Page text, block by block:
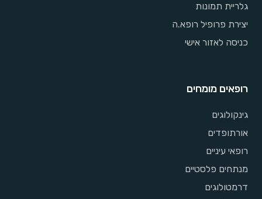
גלריית תמונות
יצירת פרופיל רופא.ה
כניסה לאזור אישי
רופאים מומחים
גינקולוגים
אורתופדים
רופאי עיניים
מנתחים פלסטיים
דרמטולוגים